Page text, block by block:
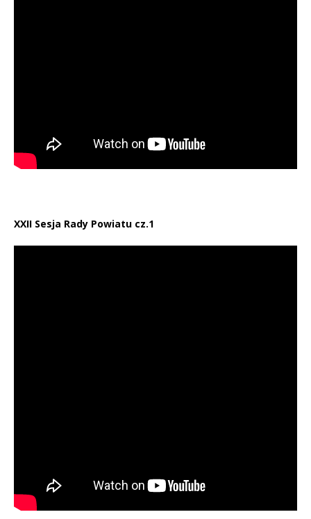
XXII Sesja Rady Powiatu cz.1